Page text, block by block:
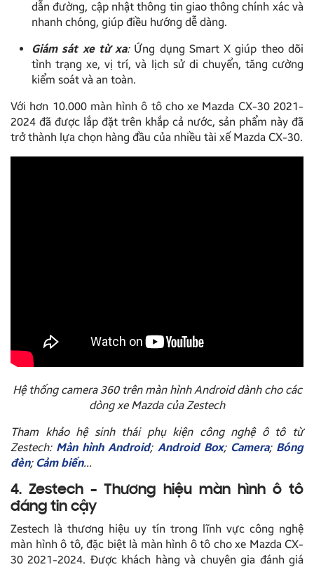
dẫn đường, cập nhật thông tin giao thông chính xác và
nhanh chóng, giúp điều hướng dễ dàng.
Giám sát xe từ xa:Ứng dụng Smart X giúp theo dõi
tình trạng xe, vị trí, và lịch sử di chuyển, tăng cường
kiểm soát và an toàn.
Với hơn 10.000 màn hình ô tô cho xe Mazda CX-30 2021-
2024 đã được lắp đặt trên khắp cả nước, sản phẩm này đã
trở thành lựa chọn hàng đầu của nhiều tài xế Mazda CX-30.
Hệ thống camera 360 trên màn hình Android dành cho các
dòng xe Mazda của Zestech
Tham khảo hệ sinh thái phụ kiện công nghệ ô tô từ
Zestech: Màn hình Android; Android Box; Camera; Bóng
đèn; Cảm biến…
4. Zestech – Thương hiệu màn hình ô tô
đáng tin cậy
Zestech là thương hiệu uy tín trong lĩnh vực công nghệ
màn hình ô tô, đặc biệt là màn hình ô tô cho xe Mazda CX-
30 2021-2024. Được khách hàng và chuyên gia đánh giá